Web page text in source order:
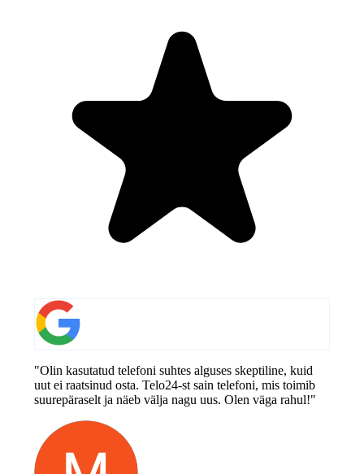
"Olin kasutatud telefoni suhtes alguses skeptiline, kuid
uut ei raatsinud osta. Telo24-st sain telefoni, mis toimib
suurepäraselt ja näeb välja nagu uus. Olen väga rahul!"